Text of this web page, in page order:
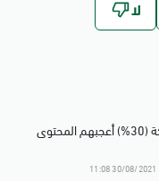
30/08/2021 11:08